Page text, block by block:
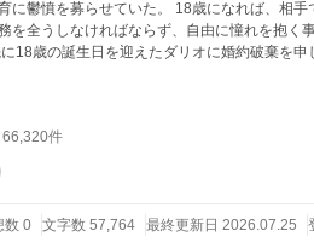
鬱憤を募らせていた。 18歳になれば、相手
を全うしなければならず、自由に憧れを抱く
18歳の誕生日を迎えたダリオに婚約破棄を申
66,320件
数 0 文字数 57,764 最終更新日 2026.07.25